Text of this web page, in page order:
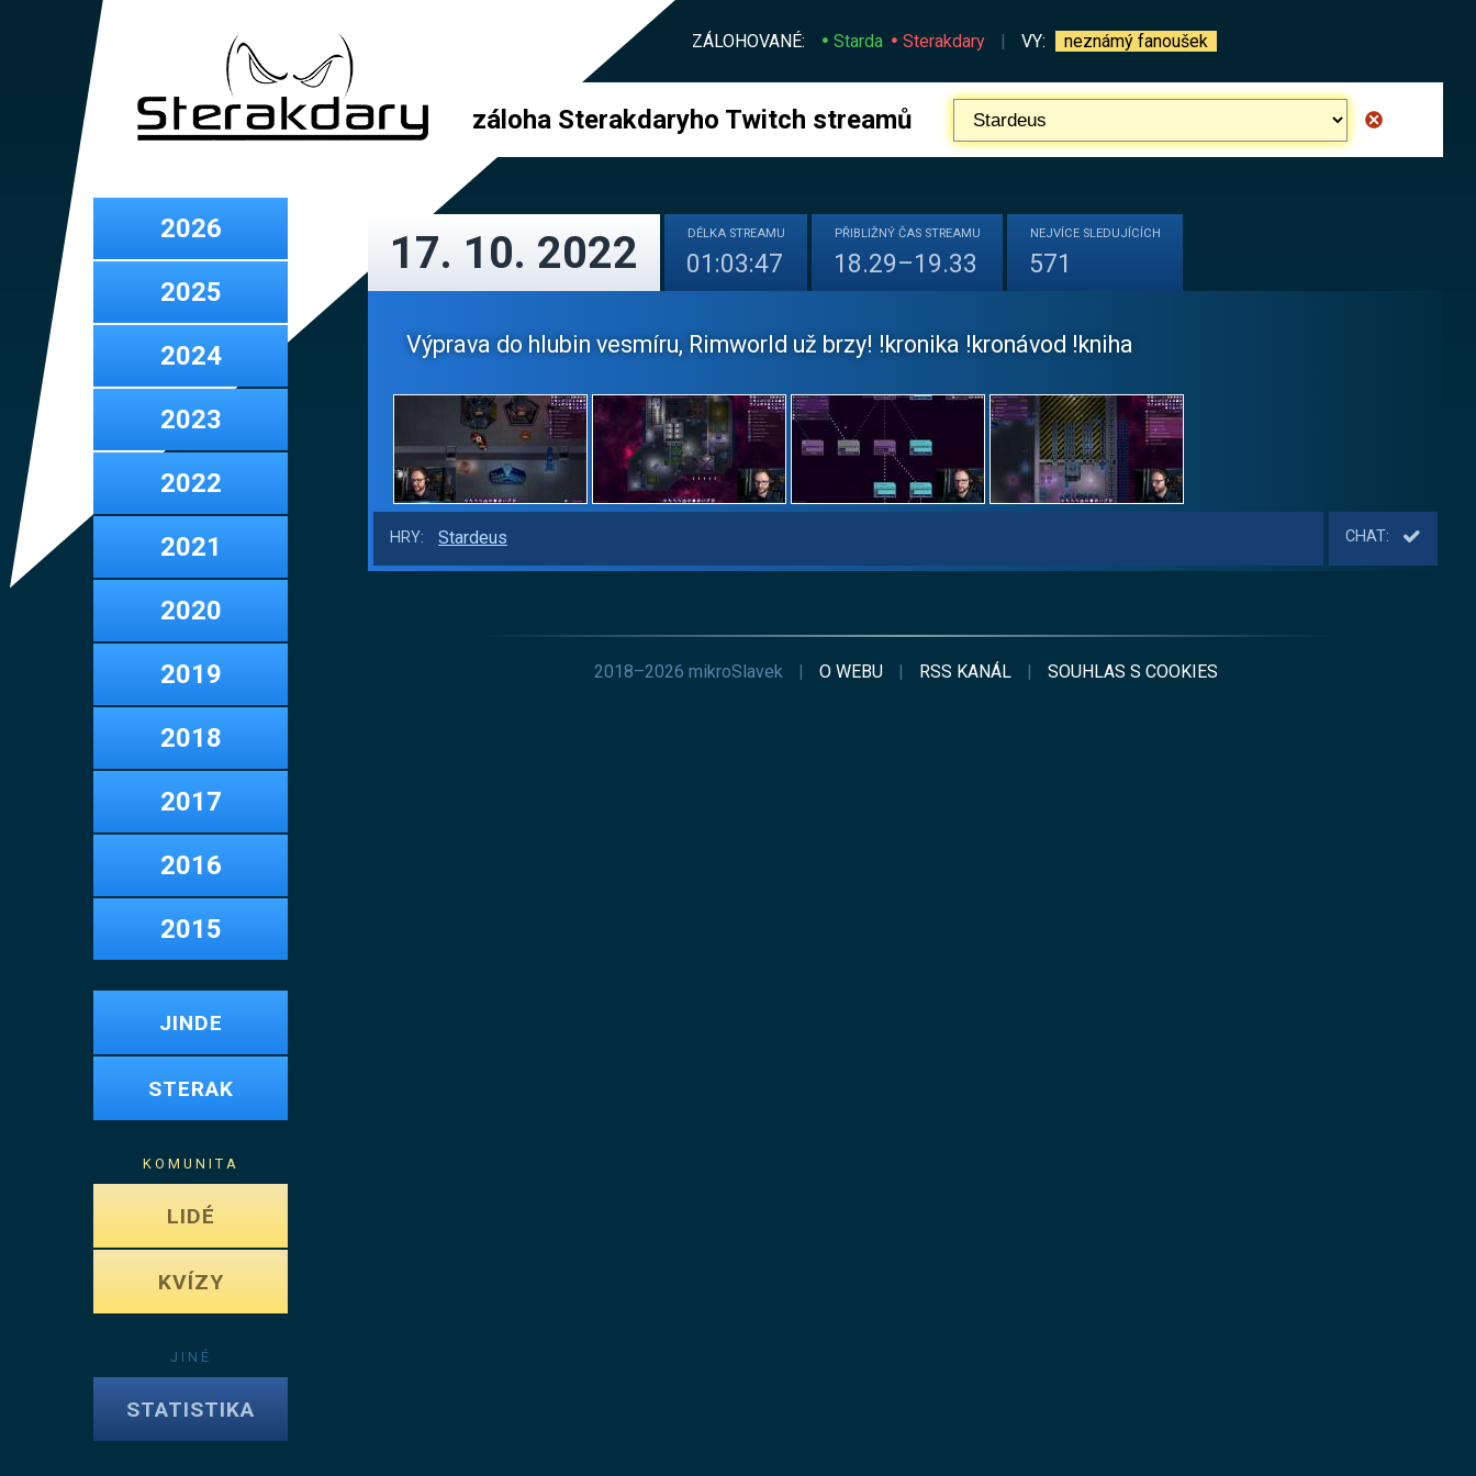
ZÁLOHOVANÉ: Starda Sterakdary | VY: neznámý fanoušek
záloha Sterakdaryho Twitch streamů
2026
2025
2024
2023
2022
2021
2020
2019
2018
2017
2016
2015
JINDE
STERAK
KOMUNITA
LIDÉ
KVÍZY
JINÉ
STATISTIKA
17. 10. 2022 DÉLKA STREAMU
01:03:47
PŘIBLIŽNÝ ČAS STREAMU
18.29–19.33
NEJVÍCE SLEDUJÍCÍCH
571
Výprava do hlubin vesmíru, Rimworld už brzy! !kronika !kronávod !kniha
HRY: Stardeus CHAT:
2018–2026 mikroSlavek | O WEBU | RSS KANÁL | SOUHLAS S COOKIES